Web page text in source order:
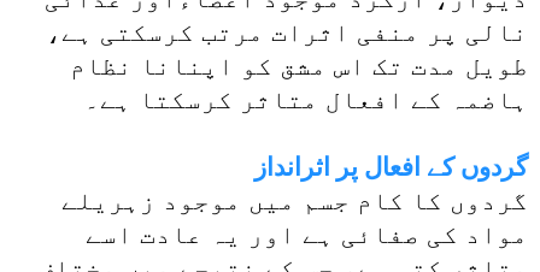
نالی پر منفی اثرات مرتب کرسکتی ہے،
طویل مدت تک اس مشق کو اپنانا نظام
ہاضمہ کے افعال متاثر کرسکتا ہے۔
گردوں کے افعال پر اثرانداز
گردوں کا کام جسم میں موجود زہریلے
مواد کی صفائی ہے اور یہ عادت اسے